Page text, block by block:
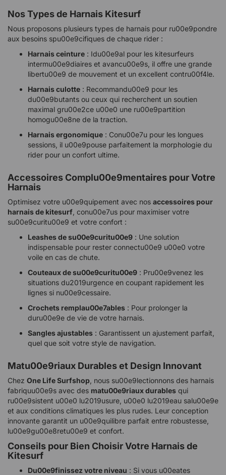
Nos Types de Harnais Kitesurf
Nous proposons plusieurs types de harnais pour ru00e9pondre
aux besoins spu00e9cifiques de chaque rider :
Harnais ceinture : Idu00e9al pour les kitesurfeurs
intermu00e9diaires et avancu00e9s, il offre une grande
libertu00e9 de mouvement et un excellent contru00f4le.
Harnais culotte : Recommandu00e9 pour les
du00e9butants ou ceux qui recherchent un soutien
maximal gru00e2ce u00e0 une ru00e9partition
homogu00e8ne de la traction.
Harnais ergonomique : Conu00e7u pour les longues
sessions, il u00e9pouse parfaitement la morphologie du
rider pour un confort ultime.
Accessoires Complu00e9mentaires pour Votre
Harnais
Optimisez votre u00e9quipement avec nos accessoires pour
harnais de kitesurf , conu00e7us pour maximiser votre
su00e9curitu00e9 et votre confort :
Leashes de su00e9curitu00e9 : Une solution
indispensable pour rester connectu00e9 u00e0 votre
voile en cas de chute.
Couteaux de su00e9curitu00e9 : Pru00e9venez les
situations du2019urgence en coupant rapidement les
lignes si nu00e9cessaire.
Crochets remplau00e7ables : Pour prolonger la
duru00e9e de vie de votre harnais.
Sangles ajustables : Garantissent un ajustement parfait,
quel que soit votre style de navigation.
Matu00e9riaux Durables et Design Innovant
Chez One Life Surfshop , nous su00e9lectionnons des harnais
fabriquu00e9s avec des matu00e9riaux durables qui
ru00e9sistent u00e0 lu2019usure, u00e0 lu2019eau salu00e9e
et aux conditions climatiques les plus rudes. Leur conception
innovante garantit un u00e9quilibre parfait entre robustesse,
lu00e9gu00e8retu00e9 et confort.
Conseils pour Bien Choisir Votre Harnais de
Kitesurf
Du00e9finissez votre niveau : Si vous u00eates